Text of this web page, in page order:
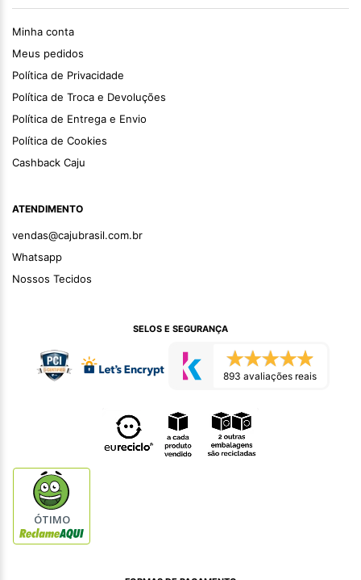
Minha conta
Meus pedidos
Política de Privacidade
Política de Troca e Devoluções
Política de Entrega e Envio
Política de Cookies
Cashback Caju
ATENDIMENTO
vendas@cajubrasil.com.br
Whatsapp
Nossos Tecidos
SELOS E SEGURANÇA
893 avaliações reais
ÓTIMO